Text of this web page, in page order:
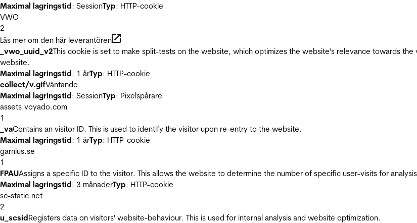
Maximal lagringstid: SessionTyp: HTTP-cookie
VWO
2
Läs mer om den här leverantören
_vwo_uuid_v2This cookie is set to make split-tests on the website, which optimizes the website's relevance towards
website.
Maximal lagringstid: 1 årTyp: HTTP-cookie
collect/v.gifVäntande
Maximal lagringstid: SessionTyp: Pixelspårare
assets.voyado.com
1
_vaContains an visitor ID. This is used to identify the visitor upon re-entry to the website.
Maximal lagringstid: 1 årTyp: HTTP-cookie
garnius.se
1
FPAUAssigns a specific ID to the visitor. This allows the website to determine the number of specific user-visits for
Maximal lagringstid: 3 månaderTyp: HTTP-cookie
sc-static.net
2
u_scsidRegisters data on visitors' website-behaviour. This is used for internal analysis and website optimization.